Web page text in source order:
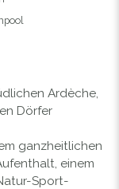
Ardèche,
Dörfer
ganzheitlichen
einem
Sport-